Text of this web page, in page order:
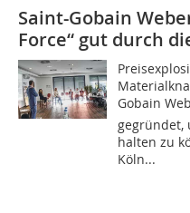
Saint-Gobain
Force“ gut durch
Gobain
gegründet,
halten zu
Köln...